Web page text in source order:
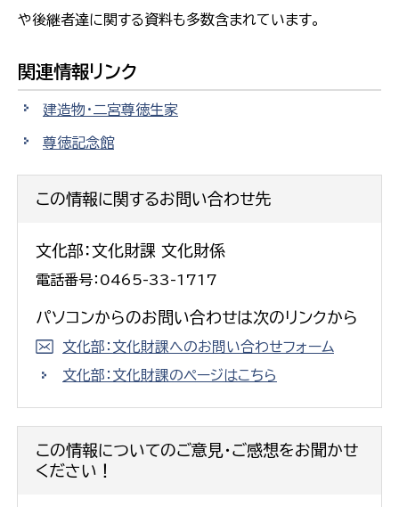
や後継者達に関する資料も多数含まれています。
関連情報リンク
建造物・二宮尊徳生家
尊徳記念館
この情報に関するお問い合わせ先
文化部：文化財課 文化財係
電話番号：0465-33-1717
パソコンからのお問い合わせは次のリンクから
文化部：文化財課へのお問い合わせフォーム
文化部：文化財課のページはこちら
この情報についてのご意見・ご感想をお聞かせ
ください！